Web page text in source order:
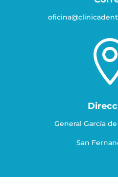
General García
San